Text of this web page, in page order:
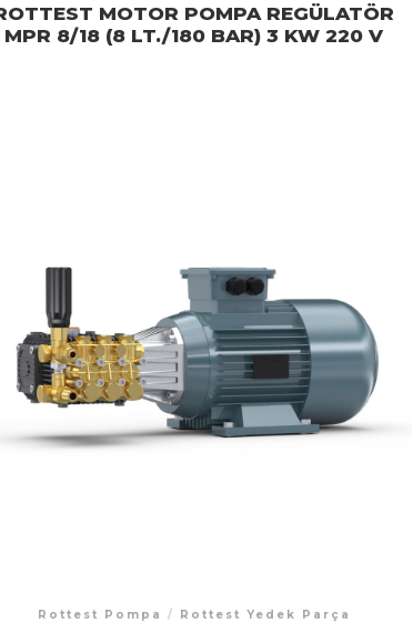
MOTOR POMPA REGÜLATÖR
MPR 8/18 (8 LT./180 BAR) 3 KW 220 V
Rottest Pompa / Rottest Yedek Parça